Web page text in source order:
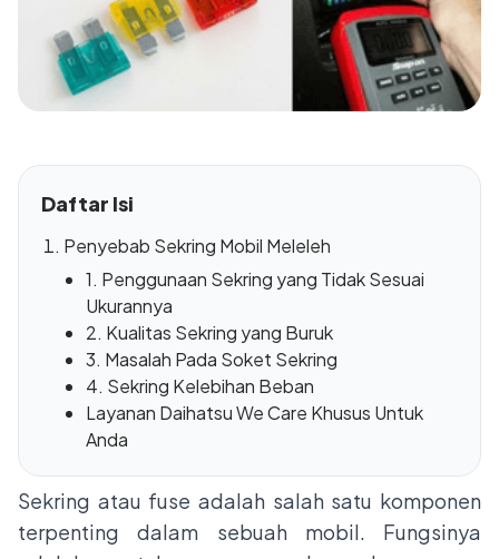
Daftar Isi
Penyebab Sekring Mobil Meleleh
1. Penggunaan Sekring yang Tidak Sesuai
Ukurannya
2. Kualitas Sekring yang Buruk
3. Masalah Pada Soket Sekring
4. Sekring Kelebihan Beban
Layanan Daihatsu We Care Khusus Untuk
Anda
Sekring atau fuse adalah salah satu komponen
terpenting dalam sebuah mobil. Fungsinya